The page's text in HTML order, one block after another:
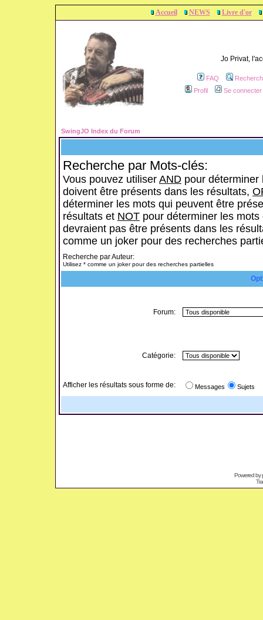
Accueil NEWS Livre d'or
Jo Privat,
FAQ
Profil
Se
SwingJO Index du Forum
Recherche par Mots-clés:
Vous pouvez utiliser AND pour déterminer
doivent être présents dans les résultats,
déterminer les mots qui peuvent être
résultats et NOT pour déterminer les mots
devraient pas être présents dans les
comme un joker pour des recherches
Recherche par Auteur:
Utilisez * comme un joker pour des recherches partielles
Forum:
Catégorie:
Afficher les résultats sous forme de: Messages Sujets
Powered by